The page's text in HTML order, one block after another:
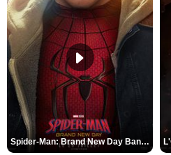
Spider-Man: Brand New Day Bande-annonce VO STFR